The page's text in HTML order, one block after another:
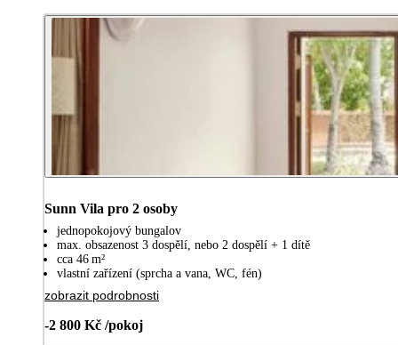
Sunn Vila pro 2 osoby
jednopokojový bungalov
max. obsazenost 3 dospělí, nebo 2 dospělí + 1 dítě
cca 46 m²
vlastní zařízení (sprcha a vana, WC, fén)
zobrazit podrobnosti
-2 800 Kč /pokoj